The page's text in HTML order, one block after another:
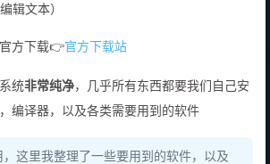
辑文本）
方下载👉官方下载站
统非常纯净，几乎所有东西都要我们自己安
编译器，以及各类需要用到的软件
这里我整理了一些要用到的软件，以及